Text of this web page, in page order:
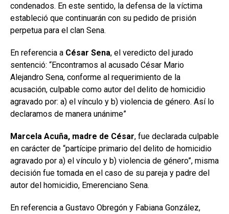
condenados. En este sentido, la defensa de la víctima
estableció que continuarán con su pedido de prisión
perpetua para el clan Sena.
En referencia a César Sena, el veredicto del jurado
sentenció: “Encontramos al acusado César Mario
Alejandro Sena, conforme al requerimiento de la
acusación, culpable como autor del delito de homicidio
agravado por: a) el vínculo y b) violencia de género. Así lo
declaramos de manera unánime”
Marcela Acuña, madre de César, fue declarada culpable
en carácter de “partícipe primario del delito de homicidio
agravado por a) el vínculo y b) violencia de género”, misma
decisión fue tomada en el caso de su pareja y padre del
autor del homicidio, Emerenciano Sena.
En referencia a Gustavo Obregón y Fabiana González,